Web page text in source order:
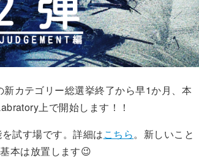
カテゴリー総選挙終了から早1か月、本
上で開始します！！
試す場です。詳細はこちら。新しいこと
本は放置します😉